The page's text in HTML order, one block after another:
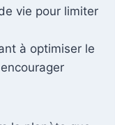
vie pour limiter
à optimiser le